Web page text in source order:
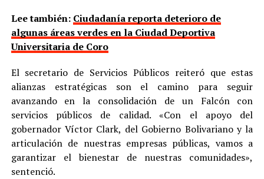
Lee también: Ciudadanía reporta deterioro de
algunas áreas verdes en la Ciudad Deportiva
Universitaria de Coro
El secretario de Servicios Públicos reiteró que estas
alianzas estratégicas son el camino para seguir
avanzando en la consolidación de un Falcón con
servicios públicos de calidad. «Con el apoyo del
gobernador Víctor Clark, del Gobierno Bolivariano y la
articulación de nuestras empresas públicas, vamos a
garantizar el bienestar de nuestras comunidades»,
sentenció.